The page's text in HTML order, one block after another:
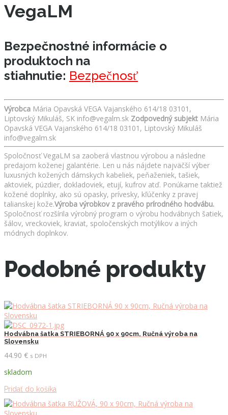
VegaLM
Bezpečnostné informácie o
produktoch na
stiahnutie: Bezpečnosť
Výrobca Mária Opavská VEGA Vajanského 614/18 03101,
Liptovský Mikuláš, SK info@vegalm.sk Zodpovedný subjekt Mária
Opavská VEGA Vajanského 614/18 03101, Liptovský Mikuláš
info@vegalm.sk
Spoločnosť VegaLM sa zaoberá vlastnou výrobou a následne
predajom koženej galantérie. Len u nás nájdete najväčší výber
luxusných kožených dámskych kabeliek, peňaženiek, tašiek,
aktoviek, púzdier, dokladoviek, etují, kufrov atď. Ponúkame taktiež
kožené doplnky, ako sú opasky, prívesky, kľúčenky z pravej
talianskej kože.Výroba výrobkov z pravého prírodného hodvábu.
Spoločnosť rozšírila výrobný program o výrobu hodvábnych šatiek,
šálov, vreckoviek, kraviat, spoločenských motýlikov a iných
módnych doplnkov.
Podobné produkty
Hodvábna šatka STRIEBORNÁ 90 x 90cm, Ručná výroba na
Slovensku
44.90 € s DPH
skladom
Pridať do košíka